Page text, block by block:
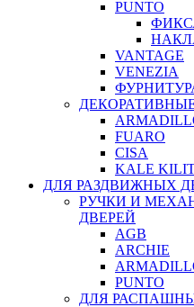
PUNTO
VANTAGE
VENEZIA
FUARO
CISA
KALE
ДЛЯ РАЗДВИЖНЫХ
РУЧКИ И
ДВЕРЕЙ
AGB
ARCHIE
PUNTO
ДЛЯ